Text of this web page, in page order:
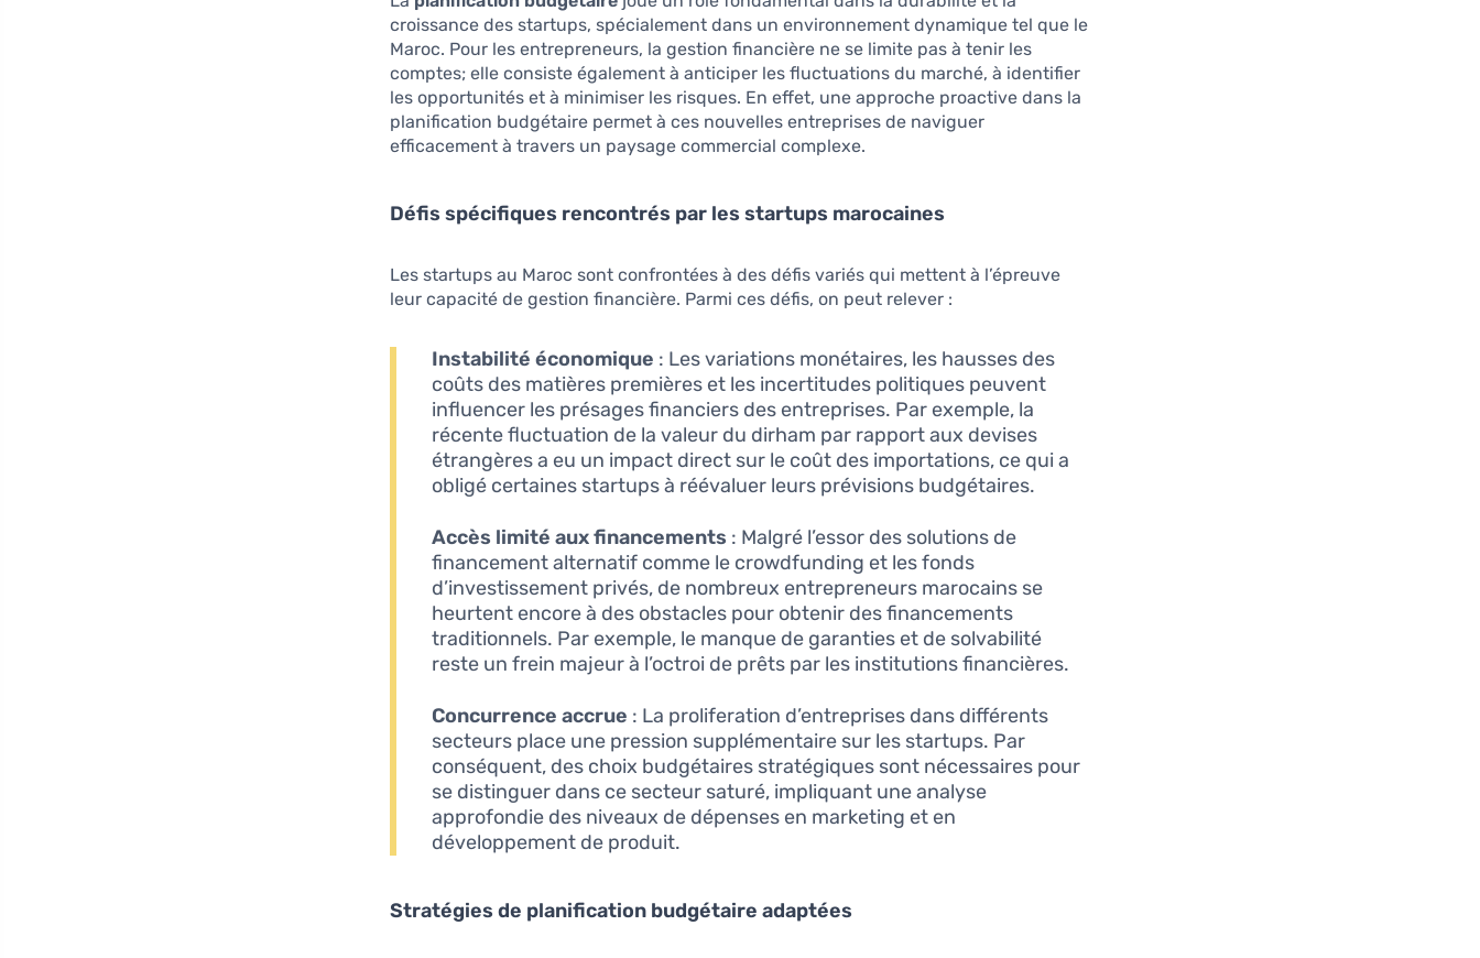
croissance des startups, spécialement dans un environnement dynamique tel que le
Maroc. Pour les entrepreneurs, la gestion financière ne se limite pas à tenir les
comptes; elle consiste également à anticiper les fluctuations du marché, à identifier
les opportunités et à minimiser les risques. En effet, une approche proactive dans la
planification budgétaire permet à ces nouvelles entreprises de naviguer
efficacement à travers un paysage commercial complexe.
Défis spécifiques rencontrés par les startups marocaines
Les startups au Maroc sont confrontées à des défis variés qui mettent à l’épreuve
leur capacité de gestion financière. Parmi ces défis, on peut relever :
Instabilité économique : Les variations monétaires, les hausses des
coûts des matières premières et les incertitudes politiques peuvent
influencer les présages financiers des entreprises. Par exemple, la
récente fluctuation de la valeur du dirham par rapport aux devises
étrangères a eu un impact direct sur le coût des importations, ce qui a
obligé certaines startups à réévaluer leurs prévisions budgétaires.
Accès limité aux financements : Malgré l’essor des solutions de
financement alternatif comme le crowdfunding et les fonds
d’investissement privés, de nombreux entrepreneurs marocains se
heurtent encore à des obstacles pour obtenir des financements
traditionnels. Par exemple, le manque de garanties et de solvabilité
reste un frein majeur à l’octroi de prêts par les institutions financières.
Concurrence accrue : La proliferation d’entreprises dans différents
secteurs place une pression supplémentaire sur les startups. Par
conséquent, des choix budgétaires stratégiques sont nécessaires pour
se distinguer dans ce secteur saturé, impliquant une analyse
approfondie des niveaux de dépenses en marketing et en
développement de produit.
Stratégies de planification budgétaire adaptées